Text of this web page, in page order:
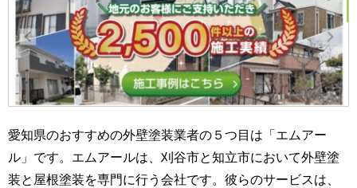
愛知県のおすすめの外壁塗装業者の５つ目は「エムアー
ル」です。エムアールは、刈谷市と知立市において外壁塗
装と屋根塗装を専門に行う会社です。彼らのサービスは、